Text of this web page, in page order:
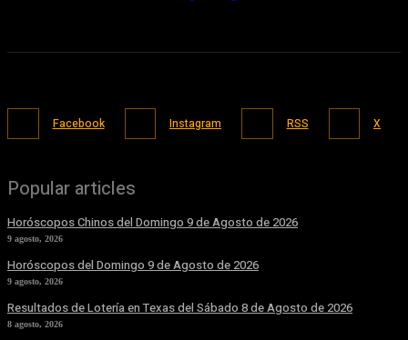
Facebook Instagram RSS X
Popular articles
Horóscopos Chinos del Domingo 9 de Agosto de 2026
9 agosto, 2026
Horóscopos del Domingo 9 de Agosto de 2026
9 agosto, 2026
Resultados de Lotería en Texas del Sábado 8 de Agosto de 2026
8 agosto, 2026